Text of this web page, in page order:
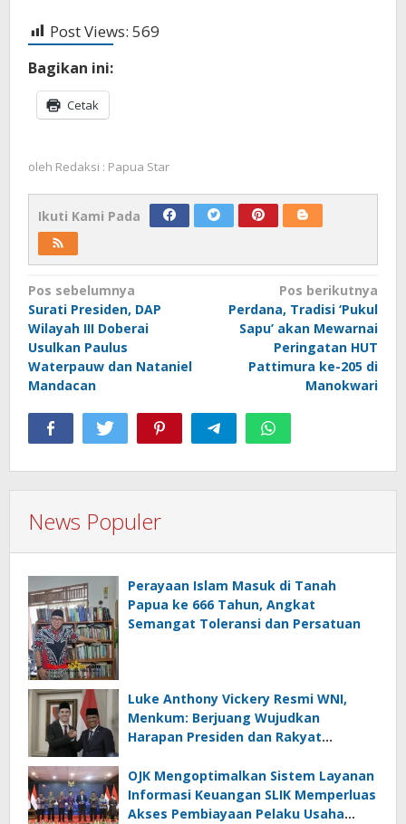
Post Views: 569
Bagikan ini:
Cetak
oleh Redaksi : Papua Star
Ikuti Kami Pada
Navigasi
pos
Pos sebelumnya
Surati Presiden, DAP
Wilayah III Doberai
Usulkan Paulus
Waterpauw dan Nataniel
Mandacan
Pos berikutnya
Perdana, Tradisi ‘Pukul
Sapu’ akan Mewarnai
Peringatan HUT
Pattimura ke-205 di
Manokwari
News Populer
Perayaan Islam Masuk di Tanah
Papua ke 666 Tahun, Angkat
Semangat Toleransi dan Persatuan
Luke Anthony Vickery Resmi WNI,
Menkum: Berjuang Wujudkan
Harapan Presiden dan Rakyat
OJK Mengoptimalkan Sistem Layanan
Informasi Keuangan SLIK Memperluas
Akses Pembiayaan Pelaku Usaha